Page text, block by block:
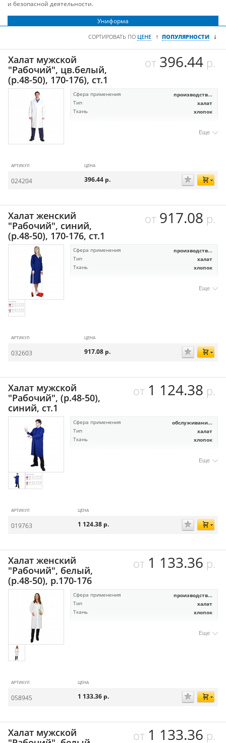
и безопасной деятельности.
Униформа
СОРТИРОВАТЬ ПО ЦЕНЕ ↑ ПОПУЛЯРНОСТИ ↓
Халат мужской
"Рабочий", цв.белый,
(р.48-50), 170-176), ст.1
от 396.44р.
Сфера применения производств...
Тип халат
Ткань хлопок
Еще
АРТИКУЛ ЦЕНА
024204 396.44 р.
Халат женский
"Рабочий", синий,
(р.48-50), 170-176, ст.1
от 917.08 р.
Сфера применения производств...
Тип халат
Ткань хлопок
Еще
АРТИКУЛ ЦЕНА
032603 917.08 р.
Халат мужской
"Рабочий", (р.48-50),
синий, ст.1
от 1 124.38 р.
Сфера применения обслуживани...
Тип халат
Ткань хлопок
Еще
АРТИКУЛ ЦЕНА
019763 1 124.38 р.
Халат женский
"Рабочий", белый,
(р.48-50), р.170-176
от 1 133.36 р.
Сфера применения производств...
Тип халат
Ткань хлопок
Еще
АРТИКУЛ ЦЕНА
058945 1 133.36 р.
Халат мужской
от 1 133.36 р.